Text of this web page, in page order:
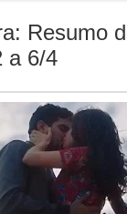
Resumo
a 6/4